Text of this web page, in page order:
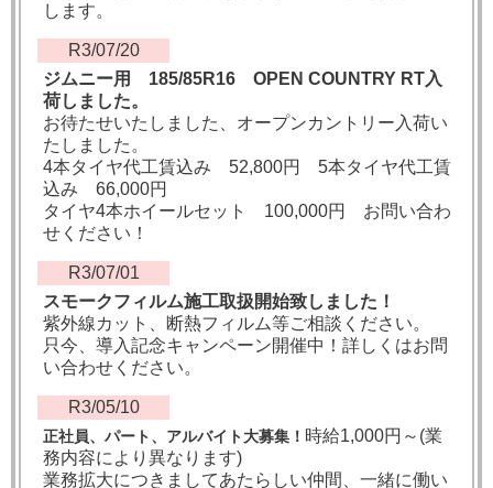
します。
R3/07/20
ジムニー用 185/85R16 OPEN COUNTRY RT入
荷しました。
お待たせいたしました、オープンカントリー入荷い
たしました。
4本タイヤ代工賃込み 52,800円 5本タイヤ代工賃
込み 66,000円
タイヤ4本ホイールセット 100,000円 お問い合わ
せください！
R3/07/01
スモークフィルム施工取扱開始致しました！
紫外線カット、断熱フィルム等ご相談ください。
只今、導入記念キャンペーン開催中！詳しくはお問
い合わせください。
R3/05/10
正社員、パート、アルバイト大募集！ 時給1,000円～(業
務内容により異なります)
業務拡大につきましてあたらしい仲間、一緒に働い